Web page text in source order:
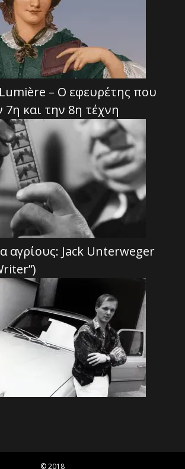
– Ο εφευρέτης που
7η και την 8η τέχνη
αγρίους: Jack Unterweger
© 2018